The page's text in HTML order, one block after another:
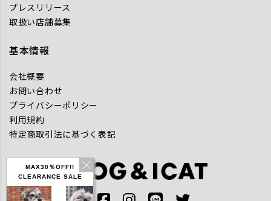
MAX30％OFF!!
CLEARANCE SALE
プレスリリース
取扱い店舗募集
基本情報
会社概要
お問い合わせ
プライバシーポリシー
利用規約
特定商取引法に基づく表記